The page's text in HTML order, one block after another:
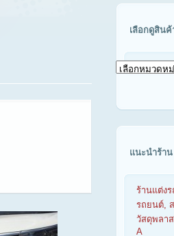
เลือกดูสิน
เลือก
รถ
แนะนำร้าน
ร้านแต่ง
รถยนต์,
วัสดุพลา
A